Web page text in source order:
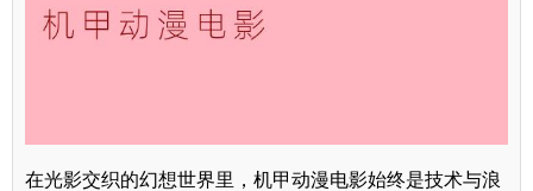
在光影交织的幻想世界里，机甲动漫电影始终是技术与浪